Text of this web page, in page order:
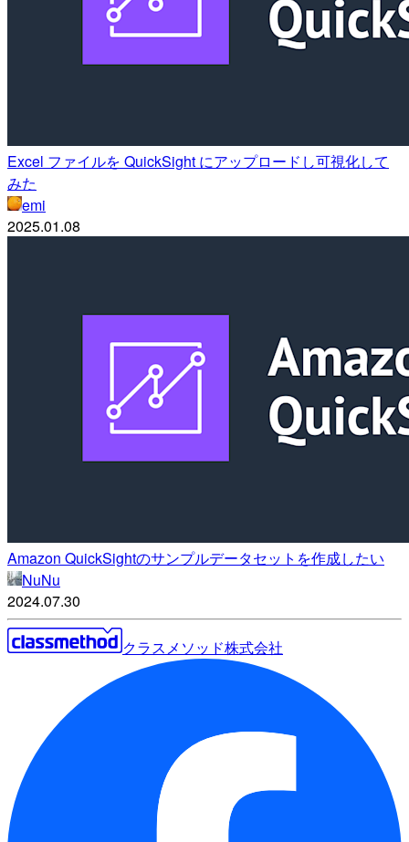
Excel ファイルを QuickSight にアップロードし可視化して
みた
emi
2025.01.08
Amazon QuickSightのサンプルデータセットを作成したい
NuNu
2024.07.30
クラスメソッド株式会社